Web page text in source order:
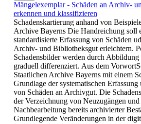
Mängelexemplar - Schäden an Archiv-
erkennen und klassifizieren
Schadenskartierung anhand von
Archive Bayerns Die Handreichung soll
standardisierte Erfassung von Schäden
Archiv- und Bibliotheksgut erleichtern.
Schadensbilder werden durch
graduell differenziert. Aus dem
Staatlichen Archive Bayerns mit einem
Grundlage der systematischen
von Schäden an Archivgut. Die
der Verzeichnung von Neuzugängen
Nachbearbeitung bereits archivierter
Grundlegende Veränderungen in der